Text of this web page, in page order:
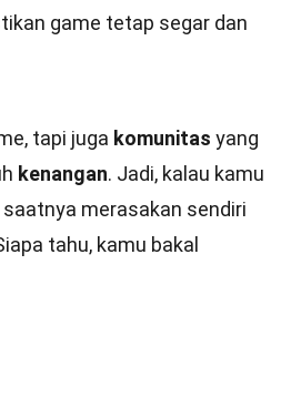
game tetap segar dan
tapi juga komunitas yang
kenangan. Jadi, kalau kamu
merasakan sendiri
tahu, kamu bakal